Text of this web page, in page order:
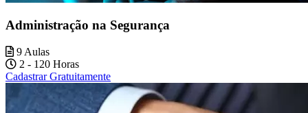
Administração na Segurança
9 Aulas
2 - 120 Horas
Cadastrar Gratuitamente